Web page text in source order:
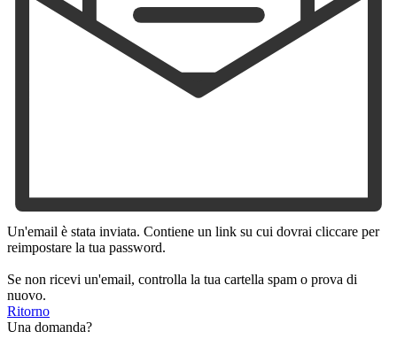
Un'email è stata inviata. Contiene un link su cui dovrai cliccare per
reimpostare la tua password.
Se non ricevi un'email, controlla la tua cartella spam o prova di
nuovo.
Ritorno
Una domanda?